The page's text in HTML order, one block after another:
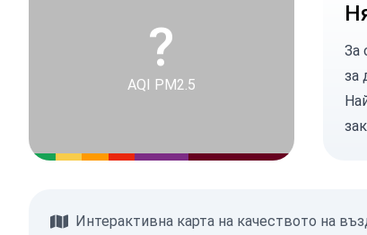
?
AQI PM2.5
За
за
Интерактивна карта на качеството на